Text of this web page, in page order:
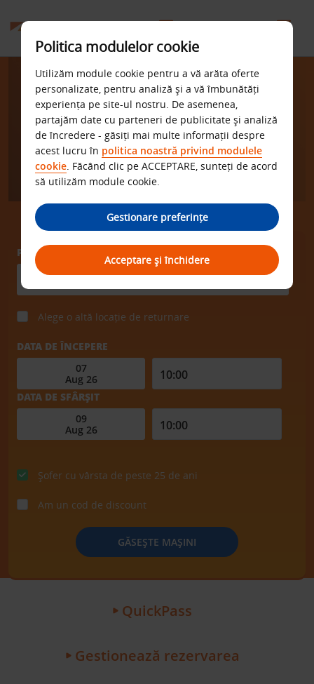
Serviciile de inchirieri
auto mai bune fac
diferența.
PREIA DE LA
Alege o altă locație de returnare
DATA DE ÎNCEPERE
DATA DE SFÂRȘIT
Șofer cu vârsta de peste 25 de ani
Am un cod de discount
GĂSEȘTE MAȘINI
QuickPass
Gestionează rezervarea
Politica modulelor cookie
Utilizăm module cookie pentru a vă arăta oferte
personalizate, pentru analiză și a vă îmbunătăți
experiența pe site-ul nostru. De asemenea,
partajăm date cu parteneri de publicitate și analiză
de încredere - găsiți mai multe informații despre
acest lucru în politica noastră privind modulele
cookie. Făcând clic pe ACCEPTARE, sunteți de acord
să utilizăm module cookie.
Gestionare preferințe
Acceptare și închidere